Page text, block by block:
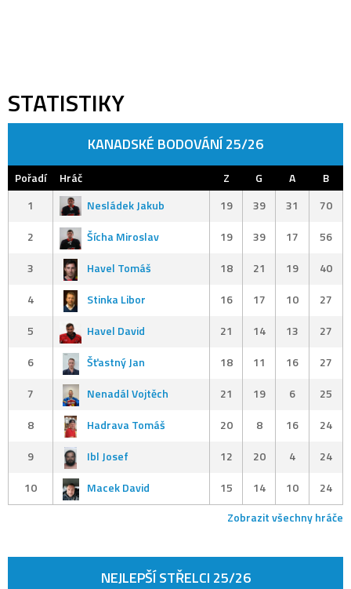
STATISTIKY
KANADSKÉ BODOVÁNÍ 25/26
Pořadí Hráč Z G A
B
1
Nesládek Jakub 19 39 31
70
2
Šícha Miroslav 19 39 17
56
3
Havel Tomáš 18 21 19
40
4
Stinka Libor 16 17 10
27
5
Havel David 21 14 13
27
6
Šťastný Jan 18 11 16
27
7
Nenadál Vojtěch 21 19 6
25
8
Hadrava Tomáš 20 8 16
24
9
Ibl Josef 12 20 4
24
10
Macek David 15 14 10
24
Zobrazit všechny hráče
NEJLEPŠÍ STŘELCI 25/26